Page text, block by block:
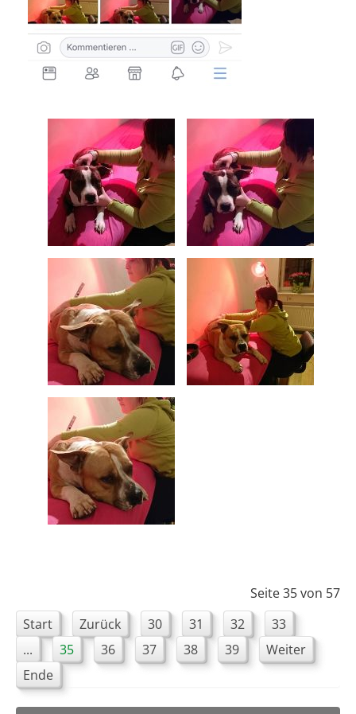
Seite 35 von 57
Start
Zurück 30 31 32
33
...
35 36 37 38 39
Weiter
Ende